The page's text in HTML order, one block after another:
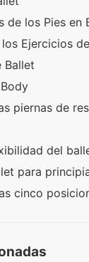
de los Pies en
Ejercicios
Ballet
piernas de
del
para
cinco